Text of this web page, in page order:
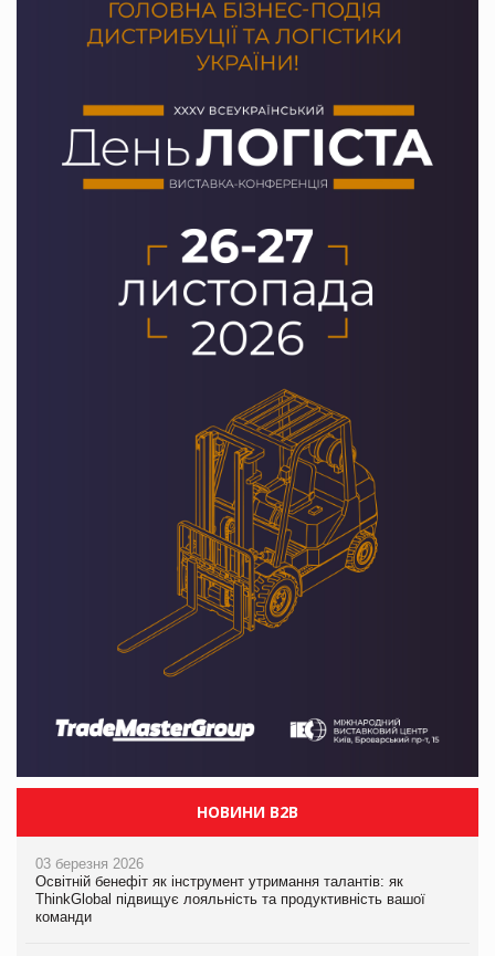
НОВИНИ B2B
03 березня 2026
Освітній бенефіт як інструмент утримання талантів: як
ThinkGlobal підвищує лояльність та продуктивність вашої
команди